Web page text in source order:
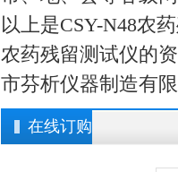
以上是CSY-N48农
农药残留测试仪的
市芬析仪器制造有
在线订购